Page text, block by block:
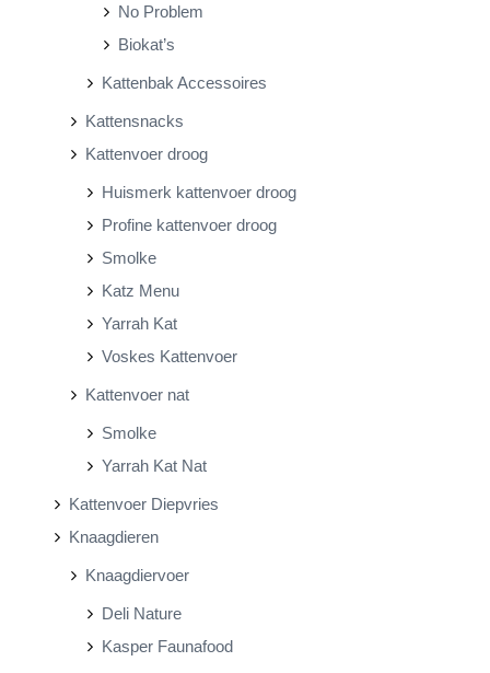
No Problem
Biokat’s
Kattenbak Accessoires
Kattensnacks
Kattenvoer droog
Huismerk kattenvoer droog
Profine kattenvoer droog
Smolke
Katz Menu
Yarrah Kat
Voskes Kattenvoer
Kattenvoer nat
Smolke
Yarrah Kat Nat
Kattenvoer Diepvries
Knaagdieren
Knaagdiervoer
Deli Nature
Kasper Faunafood